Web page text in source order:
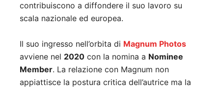
contribuiscono a diffondere il suo lavoro su
scala nazionale ed europea.
Il suo ingresso nell’orbita di Magnum Photos
avviene nel 2020 con la nomina a Nominee
Member. La relazione con Magnum non
appiattisce la postura critica dell’autrice ma la